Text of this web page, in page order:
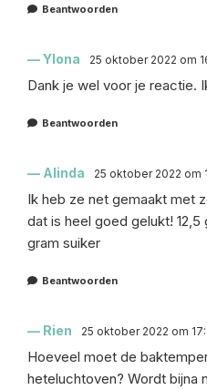
Beantwoorden
Ylona 25 oktober 2022 om
Dank je wel voor je reactie.
Beantwoorden
Alinda 25 oktober 2022 om
Ik heb ze net gemaakt met
dat is heel goed gelukt! 12,5
gram suiker
Beantwoorden
Rien 25 oktober 2022 om
Hoeveel moet de
heteluchtoven? Wordt bijna